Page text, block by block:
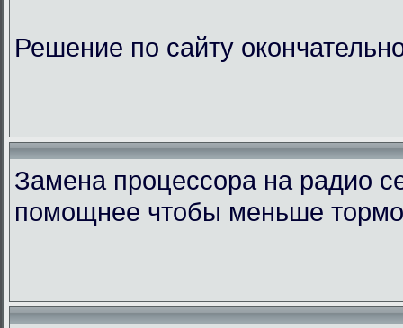
Решение по сайту
Замена процессора на радио
помощнее чтобы меньше